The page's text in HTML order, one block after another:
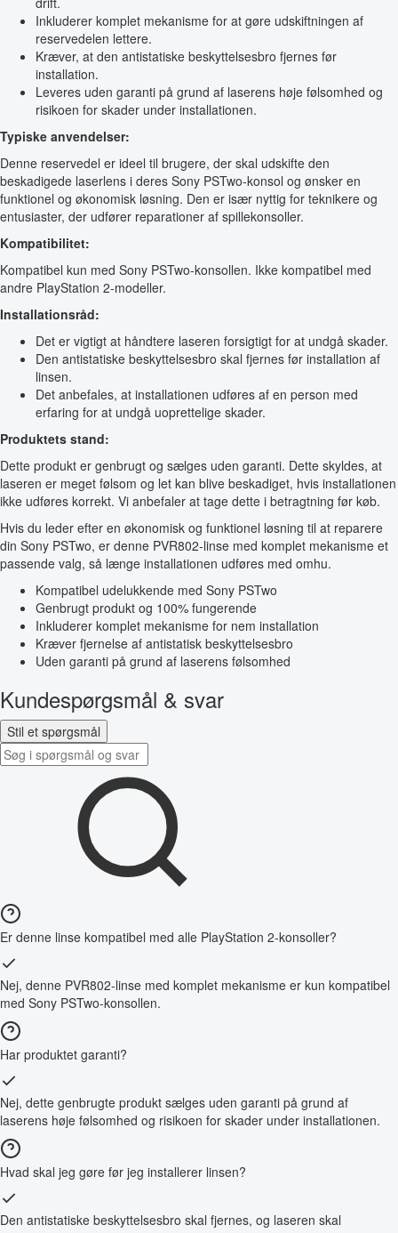
Inkluderer komplet mekanisme for at gøre udskiftningen af
reservedelen lettere.
Kræver, at den antistatiske beskyttelsesbro fjernes før
installation.
Leveres uden garanti på grund af laserens høje følsomhed og
risikoen for skader under installationen.
Typiske anvendelser:
Denne reservedel er ideel til brugere, der skal udskifte den
beskadigede laserlens i deres Sony PSTwo-konsol og ønsker en
funktionel og økonomisk løsning. Den er især nyttig for teknikere og
entusiaster, der udfører reparationer af spillekonsoller.
Kompatibilitet:
Kompatibel kun med Sony PSTwo-konsollen. Ikke kompatibel med
andre PlayStation 2-modeller.
Installationsråd:
Det er vigtigt at håndtere laseren forsigtigt for at undgå skader.
Den antistatiske beskyttelsesbro skal fjernes før installation af
linsen.
Det anbefales, at installationen udføres af en person med
erfaring for at undgå uoprettelige skader.
Produktets stand:
Dette produkt er genbrugt og sælges uden garanti. Dette skyldes, at
laseren er meget følsom og let kan blive beskadiget, hvis installationen
ikke udføres korrekt. Vi anbefaler at tage dette i betragtning før køb.
Hvis du leder efter en økonomisk og funktionel løsning til at reparere
din Sony PSTwo, er denne PVR802-linse med komplet mekanisme et
passende valg, så længe installationen udføres med omhu.
Kompatibel udelukkende med Sony PSTwo
Genbrugt produkt og 100% fungerende
Inkluderer komplet mekanisme for nem installation
Kræver fjernelse af antistatisk beskyttelsesbro
Uden garanti på grund af laserens følsomhed
Kundespørgsmål & svar
Stil et spørgsmål
Er denne linse kompatibel med alle PlayStation 2-konsoller?
Nej, denne PVR802-linse med komplet mekanisme er kun kompatibel
med Sony PSTwo-konsollen.
Har produktet garanti?
Nej, dette genbrugte produkt sælges uden garanti på grund af
laserens høje følsomhed og risikoen for skader under installationen.
Hvad skal jeg gøre før jeg installerer linsen?
Den antistatiske beskyttelsesbro skal fjernes, og laseren skal